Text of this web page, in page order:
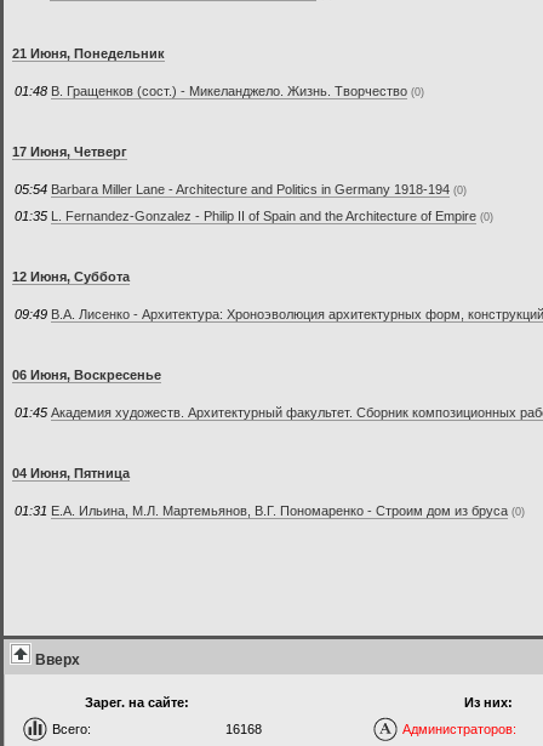
21 Июня, Понедельник
01:48 В. Гращенков (сост.) - Микеланджело. Жизнь. Творчество (0)
17 Июня, Четверг
05:54 Barbara Miller Lane - Architecture and Politics in Germany 1918-194 (0)
01:35 L. Fernandez-Gonzalez - Philip II of Spain and the Architecture of Empire (0)
12 Июня, Суббота
09:49 В.А. Лисенко - Архитектура: Хроноэволюция архитектурных форм,
06 Июня, Воскресенье
01:45 Академия художеств. Архитектурный факультет. Сборник композиционных
04 Июня, Пятница
01:31 Е.А. Ильина, М.Л. Мартемьянов, В.Г. Пономаренко - Строим дом из бруса (0)
Вверх
Зарег. на сайте:
Всего:
16168
Из них:
Администраторов: